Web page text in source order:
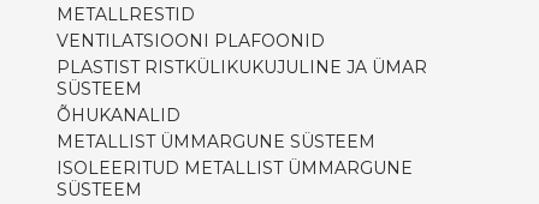
METALLRESTID
VENTILATSIOONI PLAFOONID
PLASTIST RISTKÜLIKUKUJULINE JA ÜMAR
SÜSTEEM
ÕHUKANALID
METALLIST ÜMMARGUNE SÜSTEEM
ISOLEERITUD METALLIST ÜMMARGUNE
SÜSTEEM